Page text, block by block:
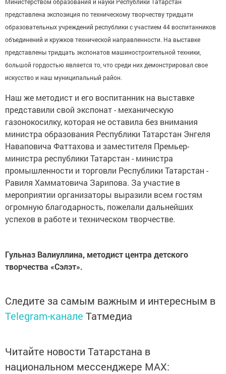
Министерством образования и науки Республики Татарстан
представлена экспозиция по техническому творчеству тридцати
образовательных учреждений республики с участием 44 воспитанников
объединений и кружков технической направленности. На выставке
представлены тридцать экспонатов машиностроительной техники,
большой гордостью является то, что среди них демонстрировал свое
искусство и наш муниципальный район.
Наш же методист и его воспитанник на выставке
представили свой экспонат - механическую
газонокосилку, которая не оставила без внимания
министра образования Республики Татарстан Энгеля
Наваповича Фаттахова и заместителя Премьер-
министра республики Татарстан - министра
промышленности и торговли Республики Татарстан -
Равиля Хамматовича Зарипова. За участие в
мероприятии организаторы выразили всем гостям
огромную благодарность, пожелали дальнейших
успехов в работе и техническом творчестве.
Гульназ Валиуллина, методист центра детского
творчества «Сэлэт».
Следите за самым важным и интересным в
Telegram-канале Татмедиа
Читайте новости Татарстана в
национальном мессенджере MАХ: